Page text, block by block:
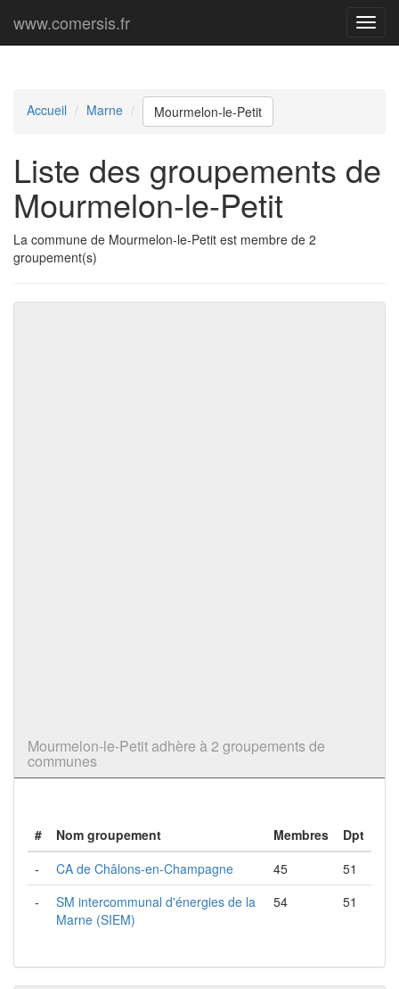
Menu
www.comersis.fr
Accueil Marne Mourmelon-le-Petit
Liste des groupements de
Mourmelon-le-Petit
La commune de Mourmelon-le-Petit est membre de 2
groupement(s)
Mourmelon-le-Petit adhère à 2 groupements de
communes
# Nom groupement Membres
Dpt
-
CA de Châlons-en-Champagne 45
51
-
SM intercommunal d'énergies de la
Marne (SIEM)
54 51